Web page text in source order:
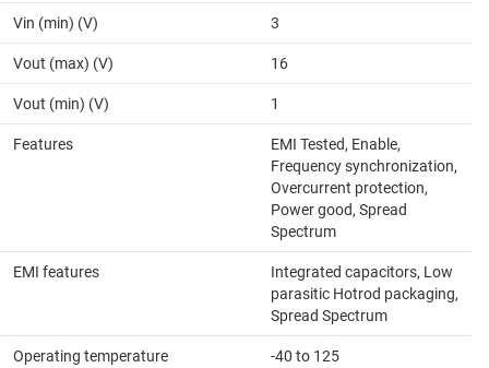
Vin (min) (V) 3
Vout (max) (V) 16
Vout (min) (V) 1
Features
EMI Tested, Enable,
Frequency synchronization,
Overcurrent protection,
Power good, Spread
Spectrum
EMI features
Integrated capacitors, Low
parasitic Hotrod packaging,
Spread Spectrum
Operating temperature
-40 to 125